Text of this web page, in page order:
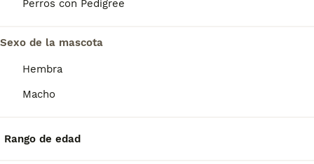
Perros con Pedigree
Sexo de la mascota
Hembra
Macho
Rango de edad
Informarse bien y comparar opciones antes
decisión.